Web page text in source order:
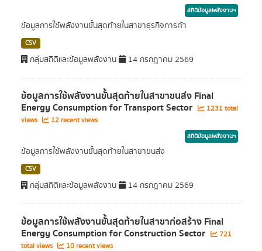
สถิติข้อมูลพลังงานฯ
ข้อมูลการใช้พลังงานขั้นสุดท้ายในสาขาธุรกิจการค้า
CSV
กลุ่มสถิติและข้อมูลพลังงาน 14 กรกฎาคม 2569
ข้อมูลการใช้พลังงานขั้นสุดท้ายในสาขาขนส่ง Final
Energy Consumption for Transport Sector
1231 total
views
12 recent views
สถิติข้อมูลพลังงานฯ
ข้อมูลการใช้พลังงานขั้นสุดท้ายในสาขาขนส่ง
CSV
กลุ่มสถิติและข้อมูลพลังงาน 14 กรกฎาคม 2569
ข้อมูลการใช้พลังงานขั้นสุดท้ายในสาขาก่อสร้าง Final
Energy Consumption for Construction Sector
721
total views
10 recent views